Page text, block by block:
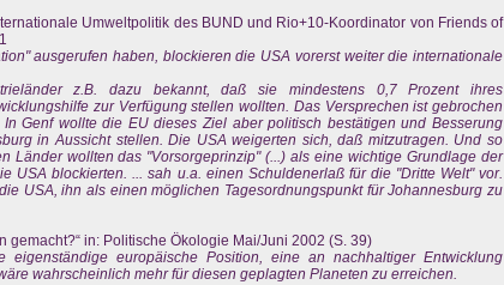
Umweltpolitik des BUND und Rio+10-Koordinator von Friends of
ausgerufen haben, blockieren die USA vorerst weiter die internationale
z.B. dazu bekannt, daß sie mindestens 0,7 Prozent ihres
zur Verfügung stellen wollten. Das Versprechen ist gebrochen
Genf wollte die EU dieses Ziel aber politisch bestätigen und Besserung
in Aussicht stellen. Die USA weigerten sich, daß mitzutragen. Und so
Länder wollten das "Vorsorgeprinzip" (...) als eine wichtige Grundlage der
USA blockierten. ... sah u.a. einen Schuldenerlaß für die "Dritte Welt" vor.
USA, ihn als einen möglichen Tagesordnungspunkt für Johannesburg zu
gemacht?“ in: Politische Ökologie Mai/Juni 2002 (S. 39)
europäische Position, eine an nachhaltiger Entwicklung
wahrscheinlich mehr für diesen geplagten Planeten zu erreichen.